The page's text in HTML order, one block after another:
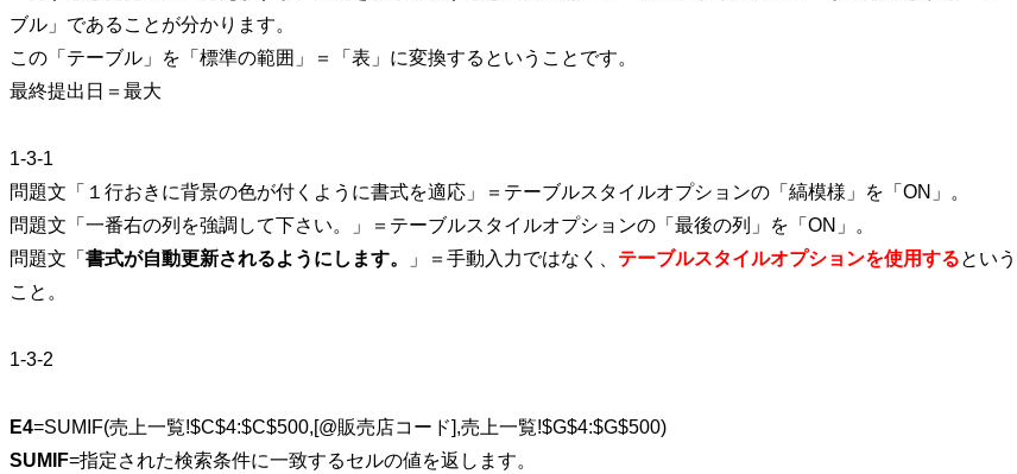
ブル」であることが分かります。
この「テーブル」を「標準の範囲」＝「表」に変換するということです。
最終提出日＝最大
1-3-1
問題文「１行おきに背景の色が付くように書式を適応」＝テーブルスタイルオプションの「縞模様」を「ON」。
問題文「一番右の列を強調して下さい。」＝テーブルスタイルオプションの「最後の列」を「ON」。
問題文「 書式が自動更新されるようにします。 」＝ 手動入力ではなく、 テーブルスタイルオプションを使用するという
こと 。
1-3-2
E4=SUMIF(売上一覧!$C$4:$C$500,[@販売店コード],売上一覧!$G$4:$G$500)
SUMIF=指定された検索条件に一致するセルの値を返します。